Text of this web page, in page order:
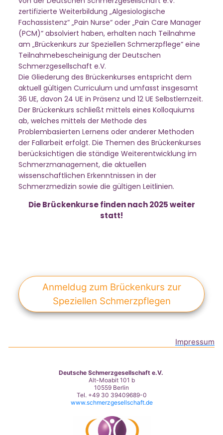
zertifizierte Weiterbildung „Algesiologische
Fachassistenz“ „Pain Nurse“ oder „Pain Care Manager
(PCM)“ absolviert haben, erhalten nach Teilnahme
am „Brückenkurs zur Speziellen Schmerzpflege“ eine
Teilnahmebescheinigung der Deutschen
Schmerzgesellschaft e.V.
Die Gliederung des Brückenkurses entspricht dem
aktuell gültigen Curriculum und umfasst insgesamt
36 UE, davon 24 UE in Präsenz und 12 UE Selbstlernzeit.
Der Brückenkurs schließt mittels eines Kolloquiums
ab, welches mittels der Methode des
Problembasierten Lernens oder anderer Methoden
der Fallarbeit erfolgt. Die Themen des Brückenkurses
berücksichtigen die ständige Weiterentwicklung im
Schmerzmanagement, die aktuellen
wissenschaftlichen Erkenntnissen in der
Schmerzmedizin sowie die gültigen Leitlinien.
Die Brückenkurse finden nach 2025 weiter
statt!
Anmeldug zum Brückenkurs zur
Speziellen Schmerzpflegen
Deutsche Schmerzgesellschaft e.V.
Alt-Moabit 101 b
10559 Berlin
Tel. +49 30 39409689-0
www.schmerzgesellschaft.de
Impressum